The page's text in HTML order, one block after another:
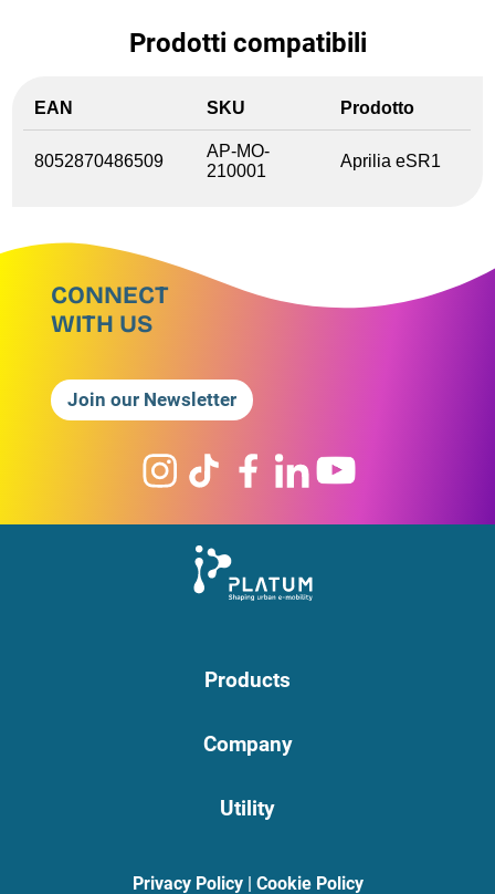
Prodotti compatibili
EAN SKU Prodotto
8052870486509
AP-MO-
210001
Aprilia eSR1
CONNECT
WITH US
Join our Newsletter
Products
Company
Utility
Privacy Policy| Cookie Policy